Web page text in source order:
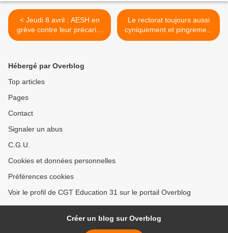
< Jeudi 8 avril : AESH en
grève contre leur précarité
et contre les PIAL !
Le rectorat toujours aussi
cyniquement et pingrement
sourd aux revendications
Hébergé par Overblog
Top articles
Pages
Contact
Signaler un abus
C.G.U.
Cookies et données personnelles
Préférences cookies
Voir le profil de CGT Education 31 sur le portail Overblog
Créer un blog sur Overblog